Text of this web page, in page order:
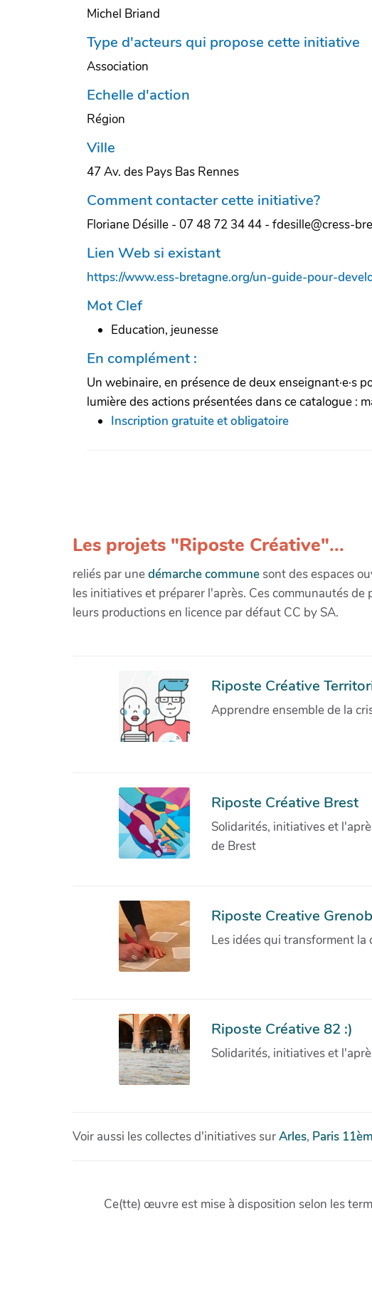
Michel Briand
Type d'acteurs qui propose cette initiative
Association
Echelle d'action
Région
Ville
47 Av. des Pays Bas Rennes
Comment contacter cette initiative?
Floriane Désille - 07 48 72 34 44 - fdesille@cress-
Lien Web si existant
https://www.ess-bretagne.org/un-guide-pour-
Mot Clef
Education, jeunesse
En complément :
Un webinaire, en présence de deux enseignant·e·s
lumière des actions présentées dans ce catalogue :
Inscription gratuite et obligatoire